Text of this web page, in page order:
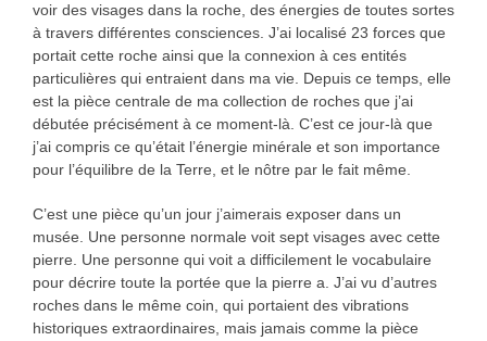
voir des visages dans la roche, des énergies de toutes sortes
à travers différentes consciences. J’ai localisé 23 forces que
portait cette roche ainsi que la connexion à ces entités
particulières qui entraient dans ma vie. Depuis ce temps, elle
est la pièce centrale de ma collection de roches que j’ai
débutée précisément à ce moment-là. C’est ce jour-là que
j’ai compris ce qu’était l’énergie minérale et son importance
pour l’équilibre de la Terre, et le nôtre par le fait même.
C’est une pièce qu’un jour j’aimerais exposer dans un
musée. Une personne normale voit sept visages avec cette
pierre. Une personne qui voit a difficilement le vocabulaire
pour décrire toute la portée que la pierre a. J’ai vu d’autres
roches dans le même coin, qui portaient des vibrations
historiques extraordinaires, mais jamais comme la pièce